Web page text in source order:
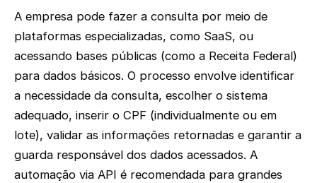
A empresa pode fazer a consulta por meio de
plataformas especializadas, como SaaS, ou
acessando bases públicas (como a Receita Federal)
para dados básicos. O processo envolve identificar
a necessidade da consulta, escolher o sistema
adequado, inserir o CPF (individualmente ou em
lote), validar as informações retornadas e garantir a
guarda responsável dos dados acessados. A
automação via API é recomendada para grandes